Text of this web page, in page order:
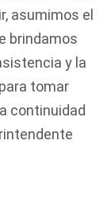
asumimos el
brindamos
y la
tomar
continuidad